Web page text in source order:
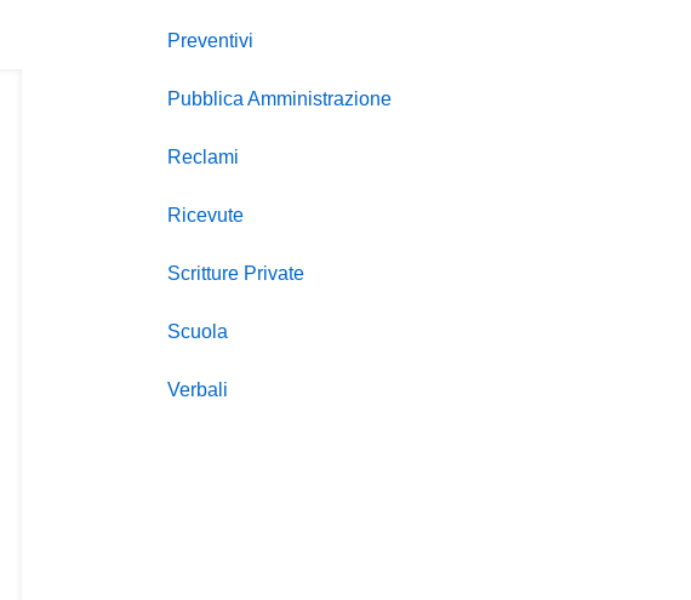
Preventivi
Pubblica Amministrazione
Reclami
Ricevute
Scritture Private
Scuola
Verbali